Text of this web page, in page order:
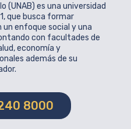
(UNAB) es una universidad
que busca formar
enfoque social y una
con facultades de
economía y
además de su
8000